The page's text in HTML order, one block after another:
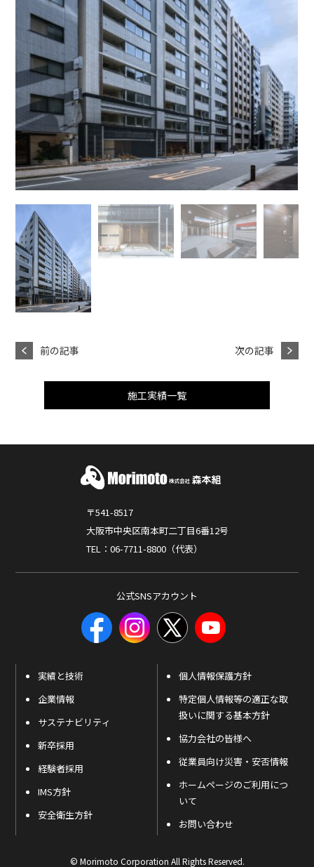
前の記事 次の記事
施工実績一覧
〒541-8517
大阪市中央区南本町二丁目6番12号
TEL：06-7711-8800（代表）
公式SNSアカウント
実績と技術
企業情報
サステナビリティ
新卒採用
経験者採用
IMS方針
安全衛生方針
個人情報保護方針
特定個人情報等の適正な取
扱いに関する基本方針
協力会社の皆様へ
従業員向け災害・安否情報
ホームページのご利用につ
いて
お問い合わせ
© Morimoto Corporation All Rights Reserved.